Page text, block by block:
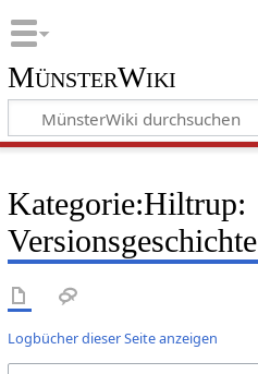
MünsterWiki
Kategorie:Hiltrup:
Versionsgeschichte
Logbücher dieser Seite anzeigen